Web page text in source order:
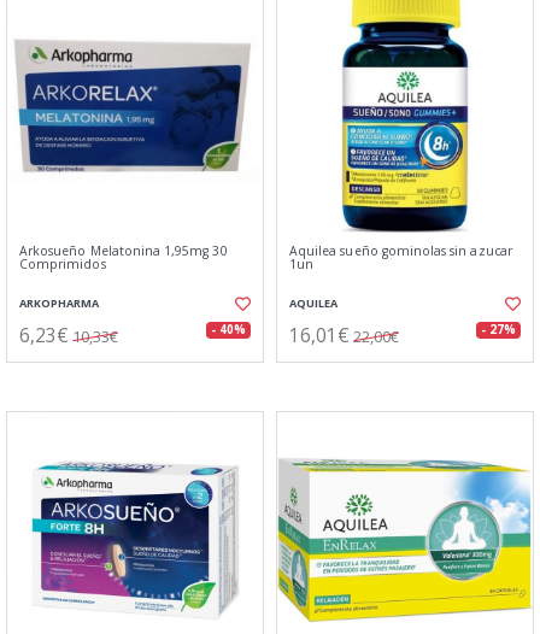
Arkosueño Melatonina 1,95mg 30
Comprimidos
ARKOPHARMA
6,23€ 10,33€ - 40%
Aquilea sueño gominolas sin azucar
1un
AQUILEA
16,01€ 22,00€ - 27%